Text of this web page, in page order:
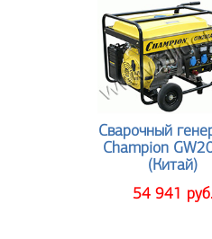
Сварочный
Champion
(Китай)
54 941 руб.